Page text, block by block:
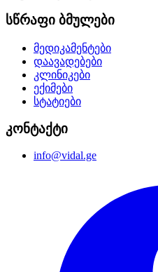
სწრაფი ბმულები
მედიკამენტები
დაავადებები
კლინიკები
ექიმები
სტატიები
კონტაქტი
info@vidal.ge